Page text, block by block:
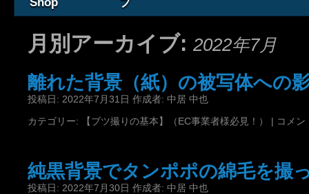
月別アーカイブ: 2022年7月
離れた背景（紙）の被写体への
投稿日: 2022年7月31日 作成者: 中居 中也
カテゴリー:
【ブツ撮りの基本】（EC事業者様必見！） | コメン
純黒背景でタンポポの綿毛を撮
投稿日: 2022年7月30日 作成者: 中居 中也